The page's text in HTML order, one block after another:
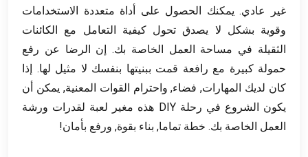
غير عادي. يمكنك الحصول على أداة متعددة الاستخدامات
وقوية بشكل لا يصدق تحول كيفية التعامل مع الكائنات
الثقيلة في مساحة العمل الخاصة بك. إن الرضا عن رفع
حمولة كبيرة مع رافعة قمت ببنيتها بنفسك لا مثيل لها. إذا
كان لديك المهارات, فضاء, واحترام القوات المعنية, يمكن أن
يكون الشروع في رحلة DIY هذه مغير لعبة لقدرات ورشة
العمل الخاصة بك. خطة تماما, بناء بقوة, ورفع بأمان!